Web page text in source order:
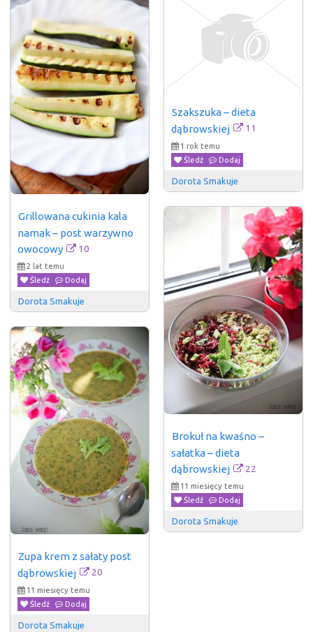
Grillowana cukinia kala
namak – post warzywno
owocowy
10
2 lat temu
Śledź
Dodaj
Dorota Smakuje
Szakszuka – dieta
dąbrowskiej
11
1 rok temu
Śledź
Dodaj
Dorota Smakuje
Brokuł na kwaśno –
sałatka – dieta
dąbrowskiej
22
11 miesięcy temu
Śledź
Dodaj
Dorota Smakuje
Zupa krem z sałaty post
dąbrowskiej
20
11 miesięcy temu
Śledź
Dodaj
Dorota Smakuje